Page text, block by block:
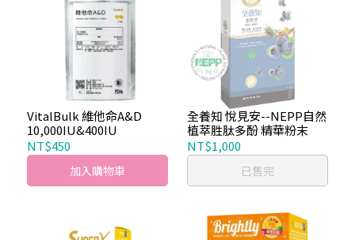
VitalBulk 維他命A&D
10,000IU&400IU
NT$450
加入購物車
全養知 悅見安--NEPP自然
植萃胜肽多酚 精華粉末
NT$1,000
已售完